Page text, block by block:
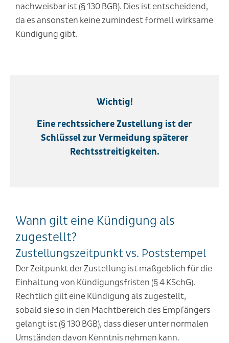
nachweisbar ist (§ 130 BGB). Dies ist entscheidend,
da es ansonsten keine zumindest formell wirksame
Kündigung gibt.
Wichtig!
Eine rechtssichere Zustellung ist der
Schlüssel zur Vermeidung späterer
Rechtsstreitigkeiten.
Wann gilt eine Kündigung als
zugestellt?
Zustellungszeitpunkt vs. Poststempel
Der Zeitpunkt der Zustellung ist maßgeblich für die
Einhaltung von Kündigungsfristen (§ 4 KSchG).
Rechtlich gilt eine Kündigung als zugestellt,
sobald sie so in den Machtbereich des Empfängers
gelangt ist (§ 130 BGB), dass dieser unter normalen
Umständen davon Kenntnis nehmen kann.